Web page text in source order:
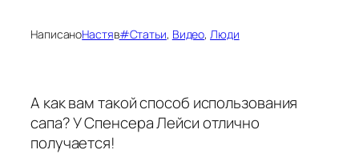
НаписаноНастяв#Статьи, Видео, Люди
А как вам такой способ использования
сапа? У Спенсера Лейси отлично
получается!